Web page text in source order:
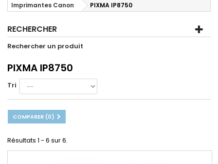
Imprimantes Canon
PIXMA IP8750
RECHERCHER
Rechercher un produit
PIXMA IP8750
Tri
COMPARER (0)
Résultats 1 - 6 sur 6.